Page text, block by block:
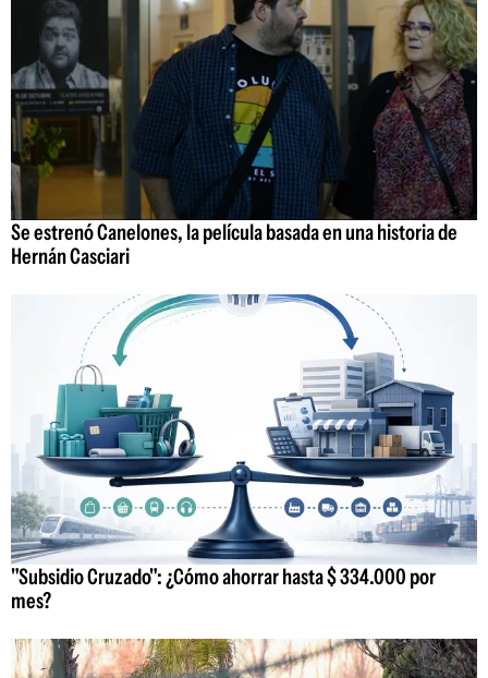
Se estrenó Canelones, la película basada en una historia de
Hernán Casciari
"Subsidio Cruzado": ¿Cómo ahorrar hasta $ 334.000 por
mes?